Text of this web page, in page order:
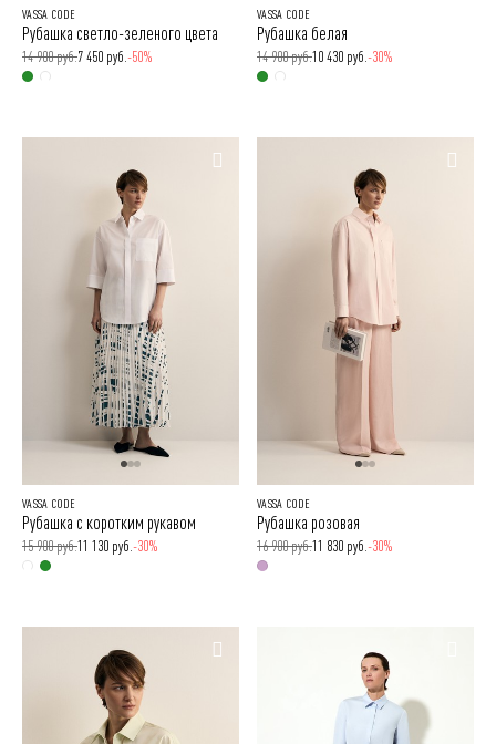
VASSA CODE
Рубашка светло-зеленого цвета
14 900 руб.7 450 руб. -50%
VASSA CODE
Рубашка белая
14 900 руб.10 430 руб. -30%
VASSA CODE
Рубашка с коротким рукавом
15 900 руб.11 130 руб. -30%
VASSA CODE
Рубашка розовая
16 900 руб.11 830 руб. -30%